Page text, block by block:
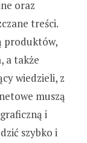
oraz
treści.
produktów,
a także
wiedzieli, z
muszą
i
szybko i